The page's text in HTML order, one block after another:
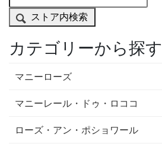
ストア内検索
カテゴリーから探す
マニーローズ
マニーレール・ドゥ・ロココ
ローズ・アン・ポショワール